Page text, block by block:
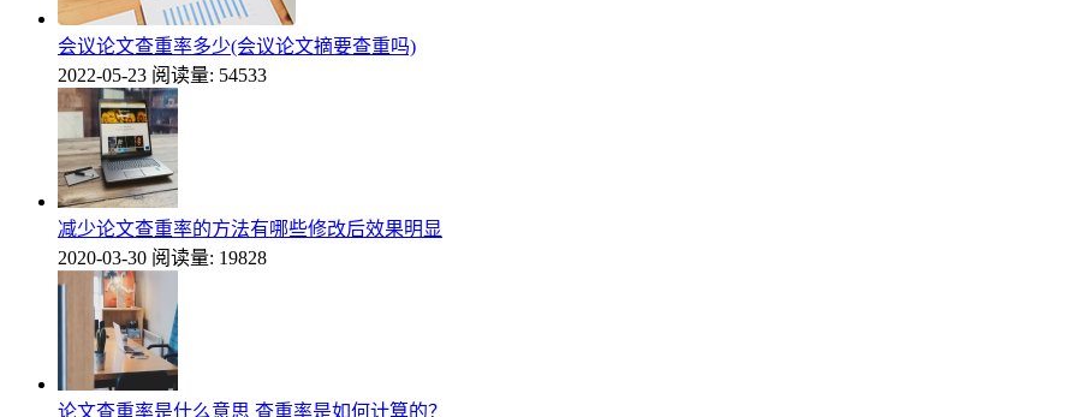
会议论文查重率多少(会议论文摘要查重吗)
2022-05-23 阅读量: 54533
减少论文查重率的方法有哪些修改后效果明显
2020-03-30 阅读量: 19828
论文查重率是什么意思 查重率是如何计算的？